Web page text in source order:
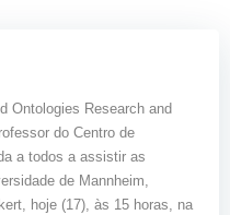
Ontologies Research and
do Centro de
a todos a assistir as
de Mannheim,
hoje (17), às 15 horas, na